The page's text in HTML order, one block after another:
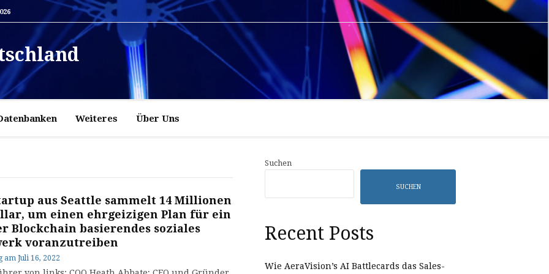
Policy
Page
Weiteres Über Uns
aus Seattle sammelt 14 Millionen
um einen ehrgeizigen Plan für ein
Blockchain basierendes soziales
voranzutreiben
am Juli 16, 2022
Suchen
SUCHEN
Recent Posts
Wie AeraVision’s AI Battlecards das Sales-